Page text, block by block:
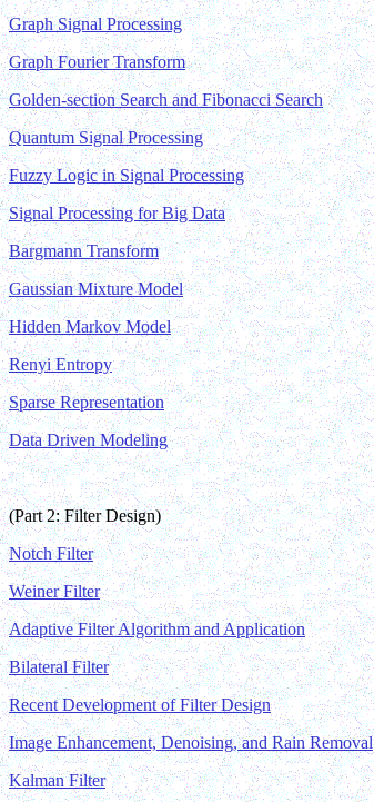
Graph Signal Processing
Graph Fourier Transform
Golden-section Search and Fibonacci Search
Quantum Signal Processing
Fuzzy Logic in Signal Processing
Signal Processing for Big Data
Bargmann Transform
Gaussian Mixture Model
Hidden Markov Model
Renyi Entropy
Sparse Representation
Data Driven Modeling
(Part 2: Filter Design)
Notch Filter
Weiner Filter
Adaptive Filter Algorithm and Application
Bilateral Filter
Recent Development of Filter Design
Image Enhancement, Denoising, and Rain Removal
Kalman Filter